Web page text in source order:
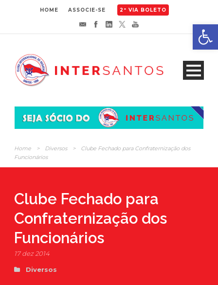
HOME ASSOCIE-SE 2ª VIA BOLETO
Home > Diversos >
Clube Fechado para Confraternização dos
Funcionários
Clube Fechado para
Confraternização dos
Funcionários
17 dez 2014
Diversos
Abrir